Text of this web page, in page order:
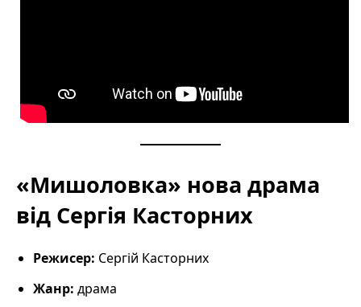
«Мишоловка» нова драма
від Сергія Касторних
Режисер: Сергій Касторних
Жанр: драма